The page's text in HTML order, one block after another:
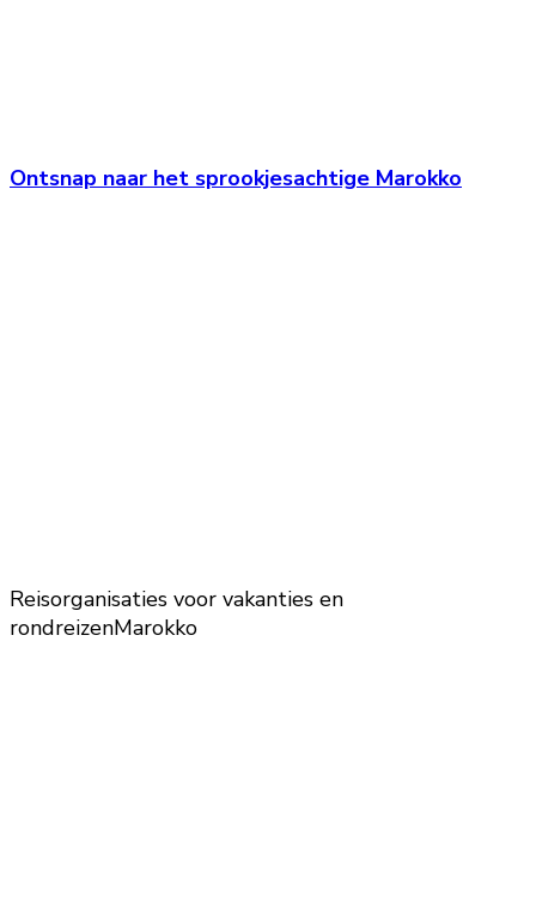
Ontsnap naar het sprookjesachtige Marokko
Reisorganisaties voor vakanties en
rondreizenMarokko